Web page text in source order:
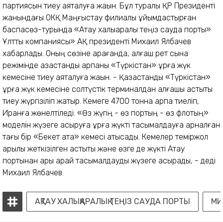
партиясын тиеу аяқталуға жақын. Бұл туралы ҚР Президенті
жанындағы ОКҚ Маңғыстау филиалы ұйымдастырған
баспасөз-турында «Ақтау халықаралық теңіз сауда порты»
Ұлттық компаниясы» АҚ президенті Михаил Ялбачев
хабарлады. Оның сөзіне қарағанда, алғаш рет сынақ
режімінде қазақстандық арпаны «Түркістан» құрғақ жүк
кемесіне тиеу аяқталуға жақын. - Қазақстандық «Түркістан»
құрғақ жүк кемесіне солтүстік терминалдан алғашқы астықты
тиеу жүргізіліп жатыр. Кемеге 4700 тонна арпа тиеліп,
Иранға жөнелтіледі. «Өз жүгің - өз портың - өз флотың»
моделін жүзеге асыруға құрғақ жүкті тасымалдауға арналған
тағы бір «Бекет ата» кемесі қатысады. Кемелер теміржол
арқылы жеткізілген астықты және өзге де жүкті Ақтау
портынан ары қарай тасымалдауды жүзеге асырады, - деді
Михаил Ялбачев.
АҚТАУ ХАЛЫҚАРАЛЫҚ ТЕҢІЗ САУДА ПОРТЫ